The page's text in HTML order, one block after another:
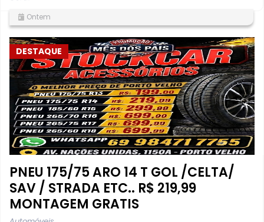
Ontem
DESTAQUE
PNEU 175/75 ARO 14 T GOL /CELTA/
SAV / STRADA ETC.. R$ 219,99
MONTAGEM GRATIS